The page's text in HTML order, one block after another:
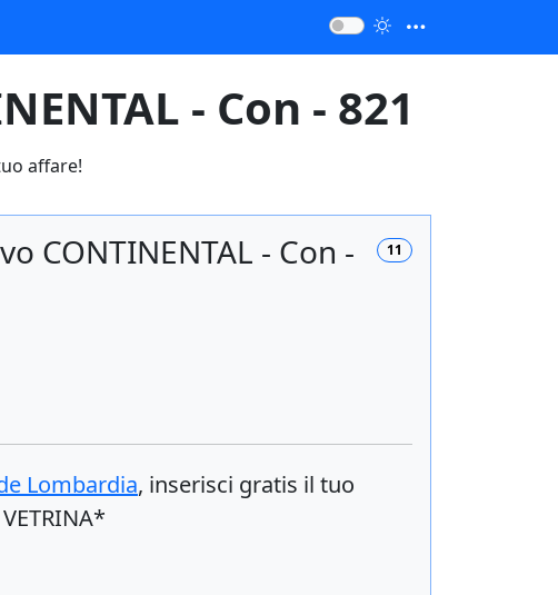
- Con - 821
affare!
11
CONTINENTAL - Con -
Lombardia, inserisci gratis il tuo